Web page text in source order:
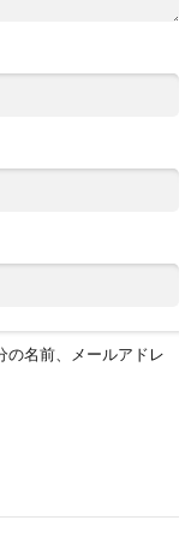
の名前、メールアドレ